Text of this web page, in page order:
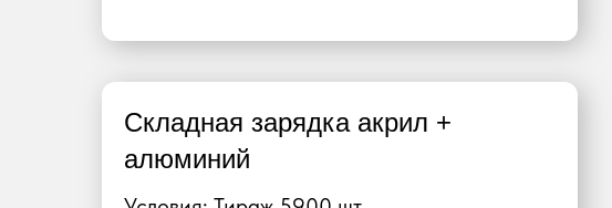
Складная зарядка акрил +
алюминий